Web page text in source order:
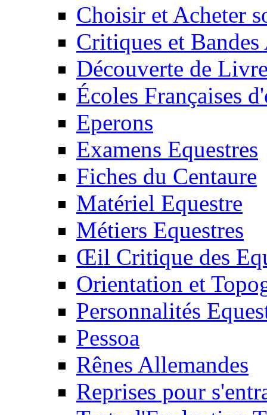
Choisir et Acheter
Critiques et
Découverte de
Écoles Françaises
Eperons
Examens Equestres
Fiches du Centaure
Matériel Equestre
Métiers Equestres
Œil Critique des
Orientation et
Personnalités
Pessoa
Rênes Allemandes
Reprises pour